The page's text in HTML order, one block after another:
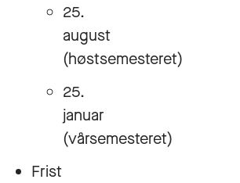
25.
august
(høstsemesteret)
25.
januar
(vårsemesteret)
Frist